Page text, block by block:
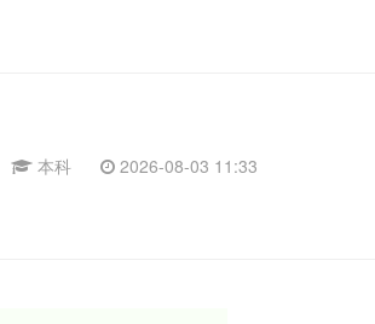
本科 2026-08-03 11:33